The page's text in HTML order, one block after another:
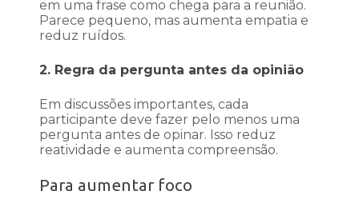
em uma frase como chega para a reunião.
Parece pequeno, mas aumenta empatia e
reduz ruídos.
2. Regra da pergunta antes da opinião
Em discussões importantes, cada
participante deve fazer pelo menos uma
pergunta antes de opinar. Isso reduz
reatividade e aumenta compreensão.
Para aumentar foco